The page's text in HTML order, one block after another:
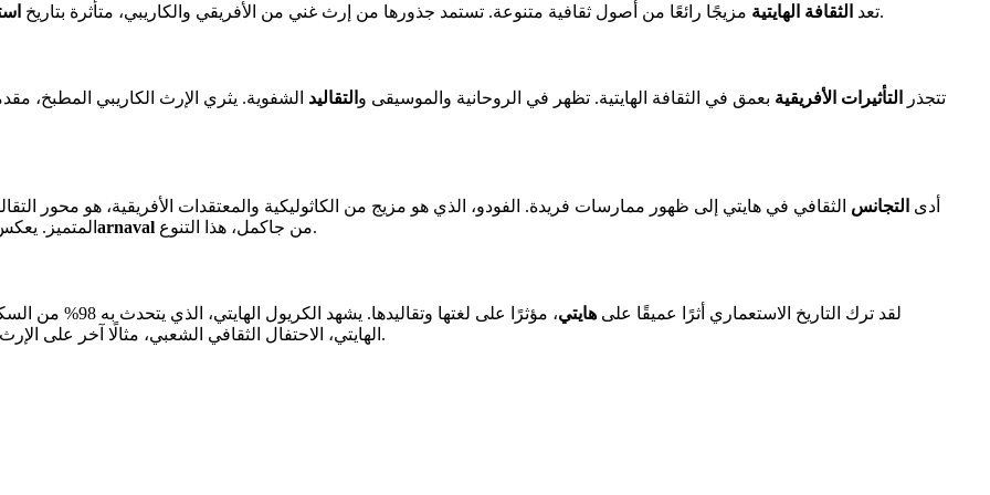
تعد الثقافة الهايتية مزيجًا رائعًا من أصول ثقافية متنوعة. تستمد جذورها من إرث غني من الأفريقي والكاريبي، متأثرة بتاريخ نابضة ومتميزة.
تتجذر التأثيرات الأفريقية بعمق في الثقافة الهايتية. تظهر في الروحانية والموسيقى و التقاليد الشفوية. يثري الإرث الكاريبي المطبخ،
أدى التجانس الثقافي في هايتي إلى ظهور ممارسات فريدة. الفودو، الذي هو مزيج من الكاثوليكية والمعتقدات الأفريقية، هو محور
المتميز. الكarnaval من جاكمل، هذا التنوع.
لقد ترك التاريخ الاستعماري أثرًا عميقًا على هايتي، مؤثرًا على لغتها وتقاليدها. يشهد الكريول الهايتي، الذي يتحدث به 98% من السكان، على هذا الماضي. تعكس
الهايتي، الاحتفال الثقافي الشعبي، مثالًا آخر على الإرث الاستعماري المتحول.